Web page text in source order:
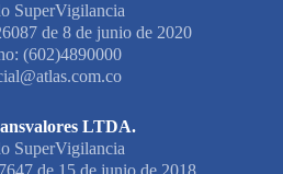
SuperVigilancia
de 8 de junio de 2020
(602)4890000
LTDA.
SuperVigilancia
de 15 de junio de 2018